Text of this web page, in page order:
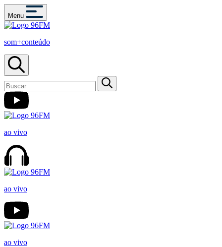
Menu
som+conteúdo
ao vivo
ao vivo
ao vivo